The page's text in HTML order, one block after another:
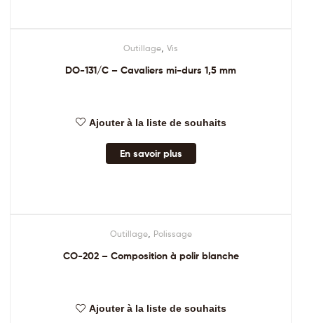
Outillage Vis
DO-131/C – Cavaliers mi-durs 1,5 mm
Ajouter à la liste de souhaits
En savoir plus
Outillage, Polissage
CO-202 – Composition à polir blanche
Ajouter à la liste de souhaits